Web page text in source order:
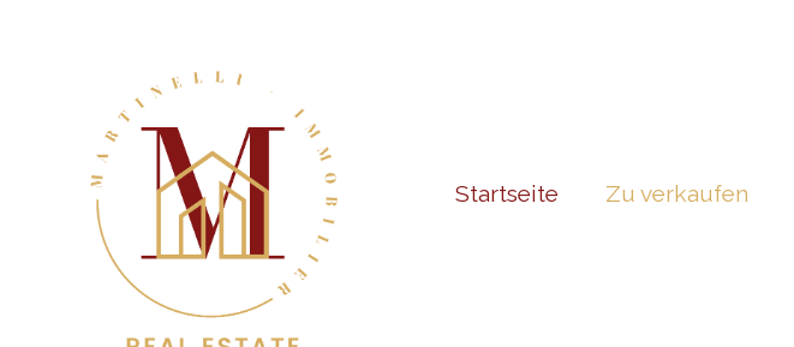
Startseite Zu verkaufen